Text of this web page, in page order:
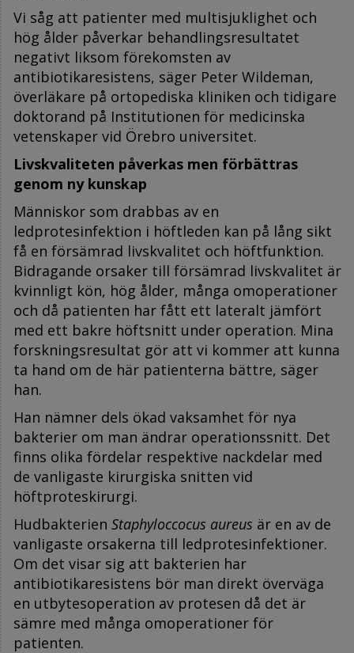
Vi såg att patienter med multisjuklighet och
hög ålder påverkar behandlingsresultatet
negativt liksom förekomsten av
antibiotikaresistens, säger Peter Wildeman,
överläkare på ortopediska kliniken och tidigare
doktorand på Institutionen för medicinska
vetenskaper vid Örebro universitet.
Livskvaliteten påverkas men förbättras
genom ny kunskap
Människor som drabbas av en
ledprotesinfektion i höftleden kan på lång sikt
få en försämrad livskvalitet och höftfunktion.
Bidragande orsaker till försämrad livskvalitet är
kvinnligt kön, hög ålder, många omoperationer
och då patienten har fått ett lateralt jämfört
med ett bakre höftsnitt under operation. Mina
forskningsresultat gör att vi kommer att kunna
ta hand om de här patienterna bättre, säger
han.
Han nämner dels ökad vaksamhet för nya
bakterier om man ändrar operationssnitt. Det
finns olika fördelar respektive nackdelar med
de vanligaste kirurgiska snitten vid
höftproteskirurgi.
Hudbakterien Staphyloccocus aureus är en av de
vanligaste orsakerna till ledprotesinfektioner.
Om det visar sig att bakterien har
antibiotikaresistens bör man direkt överväga
en utbytesoperation av protesen då det är
sämre med många omoperationer för
patienten.